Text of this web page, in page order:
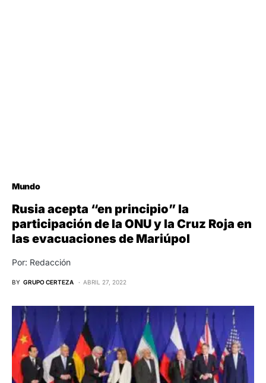
Mundo
Rusia acepta “en principio” la
participación de la ONU y la Cruz Roja en
las evacuaciones de Mariúpol
Por: Redacción
BY GRUPO CERTEZA ABRIL 27, 2022